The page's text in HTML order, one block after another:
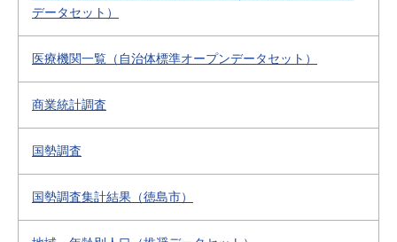
データセット）
医療機関一覧（自治体標準オープンデータセット）
商業統計調査
国勢調査
国勢調査集計結果（徳島市）